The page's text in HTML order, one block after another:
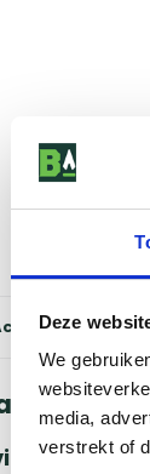
Deze
We
media,
verstrekt of